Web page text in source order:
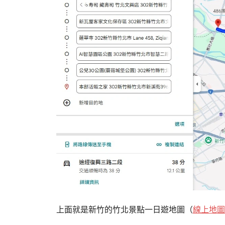
上面就是新竹的竹北景點一日遊地圖（線上地圖